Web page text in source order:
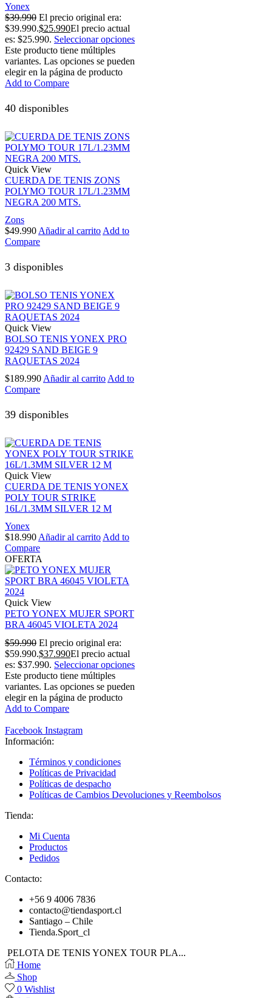
Yonex
$39.990 El precio original era:
$39.990.$25.990El precio actual
es: $25.990. Seleccionar opciones
Este producto tiene múltiples
variantes. Las opciones se pueden
elegir en la página de producto
Add to Compare
40 disponibles
Quick View
CUERDA DE TENIS ZONS
POLYMO TOUR 17L/1.23MM
NEGRA 200 MTS.
Zons
$49.990 Añadir al carrito Add to
Compare
3 disponibles
Quick View
BOLSO TENIS YONEX PRO
92429 SAND BEIGE 9
RAQUETAS 2024
$189.990 Añadir al carrito Add to
Compare
39 disponibles
Quick View
CUERDA DE TENIS YONEX
POLY TOUR STRIKE
16L/1.3MM SILVER 12 M
Yonex
$18.990Añadir al carritoAdd to
Compare
OFERTA
Quick View
PETO YONEX MUJER SPORT
BRA 46045 VIOLETA 2024
$59.990 El precio original era:
$59.990.$37.990El precio actual
es: $37.990. Seleccionar opciones
Este producto tiene múltiples
variantes. Las opciones se pueden
elegir en la página de producto
Add to Compare
Facebook Instagram
Información:
Términos y condiciones
Políticas de Privacidad
Políticas de despacho
Políticas de Cambios Devoluciones y Reembolsos
Tienda:
Mi Cuenta
Productos
Pedidos
Contacto:
+56 9 4006 7836
contacto@tiendasport.cl
Santiago – Chile
Tienda.Sport_cl
PELOTA DE TENIS YONEX TOUR PLA...
Home
Shop
0 Wishlist